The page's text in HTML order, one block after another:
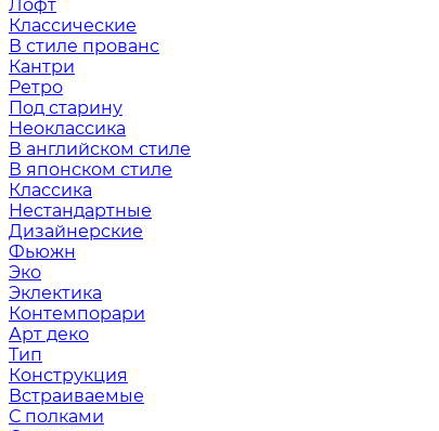
Лофт
Классические
В стиле прованс
Кантри
Ретро
Под старину
Неоклассика
В английском стиле
В японском стиле
Классика
Нестандартные
Дизайнерские
Фьюжн
Эко
Эклектика
Контемпорари
Арт деко
Тип
Конструкция
Встраиваемые
С полками